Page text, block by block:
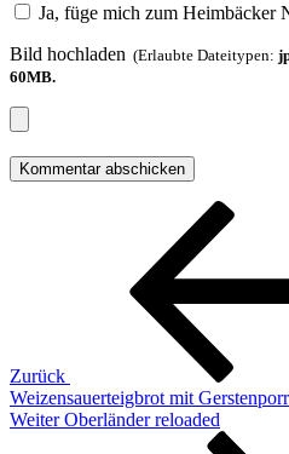
Ja, füge mich zum Heimbäcker
Bild hochladen (Erlaubte Dateitypen:
60MB.
Beitragsnavigation
Zurück
Weizensauerteigbrot mit
Nächster
Weiter Oberländer reloaded